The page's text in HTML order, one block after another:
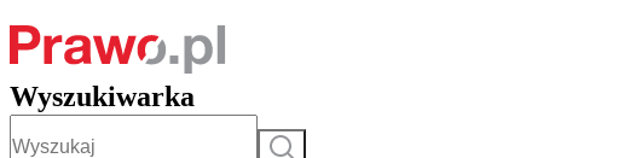
Wyszukiwarka
Szukaj